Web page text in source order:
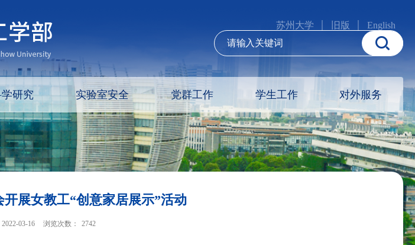
苏州大学 旧版 English
研究 实验室安全 党群工作 学生工作 对外服务
展女教工“创意家居展示”活动
03-16 浏览次数： 2742